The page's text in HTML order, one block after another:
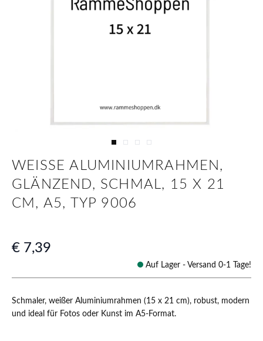
WEISSE ALUMINIUMRAHMEN, G
LÄNZEND, SCHMAL, 15 X 21 C
M, A5, TYP 9006
Schmaler, weißer Aluminiumrahmen (15 x 21 cm), robust, modern
und ideal für Fotos oder Kunst im A5-Format.
€ 7,39
Auf Lager - Versand 0-1 Tage!